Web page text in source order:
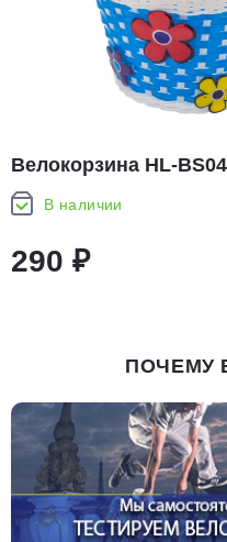
Велокорзина HL-
детских вел.
В наличии
290 ₽
ПОЧЕМУ